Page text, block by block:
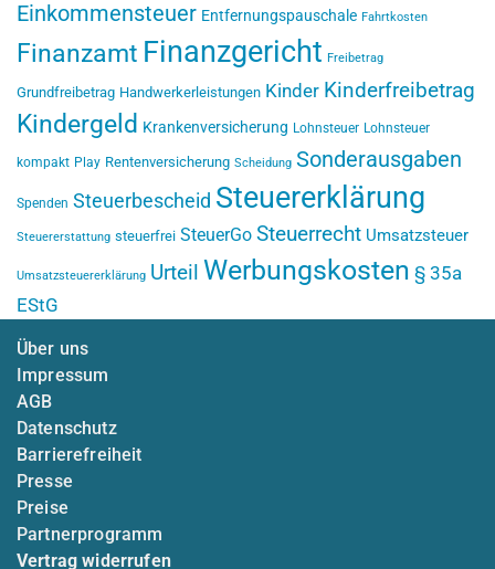
Einkommensteuer Entfernungspauschale Fahrtkosten
Finanzamt Finanzgericht Freibetrag
Grundfreibetrag Handwerkerleistungen Kinder Kinderfreibetrag
Kindergeld Krankenversicherung Lohnsteuer Lohnsteuer
kompakt Play Rentenversicherung Scheidung Sonderausgaben
Spenden Steuerbescheid Steuererklärung
Steuererstattung steuerfrei SteuerGo Steuerrecht Umsatzsteuer
Umsatzsteuererklärung Urteil Werbungskosten § 35a
EStG
Über uns
Impressum
AGB
Datenschutz
Barrierefreiheit
Presse
Preise
Partnerprogramm
Vertrag widerrufen